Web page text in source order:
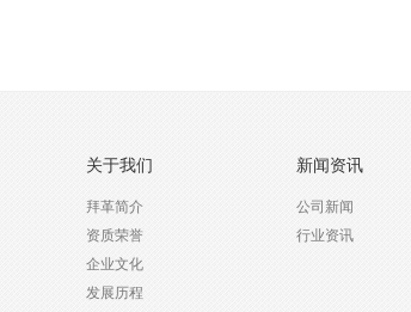
关于我们
拜革简介
资质荣誉
企业文化
发展历程
新闻资讯
公司新闻
行业资讯